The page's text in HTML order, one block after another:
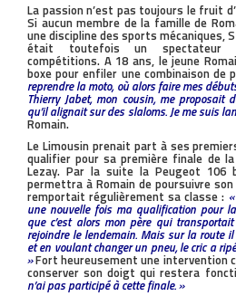
La passion n’est pas toujours le fruit
Si aucun membre de la famille de
une discipline des sports mécaniques,
était toutefois un spectateur
compétitions. A 18 ans, le jeune
boxe pour enfiler une combinaison de
reprendre la moto, où alors faire mes
Thierry Jabet, mon cousin, me proposait
qu’il alignait sur des slaloms. Je me suis
Romain.
Le Limousin prenait part à ses
qualifier pour sa première finale de
Lezay. Par la suite la Peugeot 106
permettra à Romain de poursuivre
remportait régulièrement sa classe :
une nouvelle fois ma qualification pour
que c’est alors mon père qui
rejoindre le lendemain. Mais sur la route il
et en voulant changer un pneu, le cric a
»Fort heureusement une intervention
conserver son doigt qui restera
n’ai pas participé à cette finale. »